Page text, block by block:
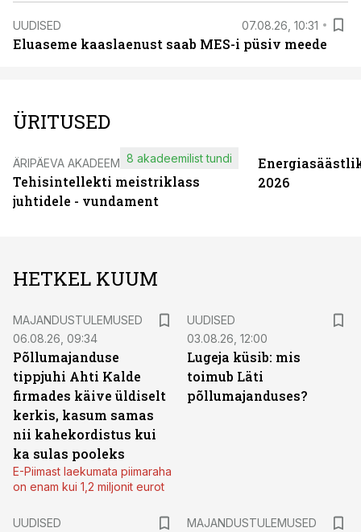
UUDISED 07.08.26, 10:31
Eluaseme kaaslaenust saab MES-i püsiv meede
ÜRITUSED
ÄRIPÄEVA AKADEEMIA
Tehisintellekti meistriklass
juhtidele - vundament
8 akadeemilist tundi
2026
HETKEL KUUM
MAJANDUSTULEMUSED
06.08.26, 09:34
Põllumajanduse
tippjuhi Ahti Kalde
firmades käive üldiselt
kerkis, kasum samas
nii kahekordistus kui
ka sulas pooleks
E-Piimast laekumata piimaraha
on enam kui 1,2 miljonit eurot
UUDISED
03.08.26, 12:00
Lugeja küsib: mis
toimub Läti
põllumajanduses?
UUDISED
MAJANDUSTULEMUSED